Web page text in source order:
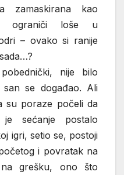
kao
ograniči loše u
– ovako si ranije
nije bilo
san se događao. Ali
su poraze počeli da
sećanje postalo
igri, setio se, postoji
i povratak na
grešku, ono što